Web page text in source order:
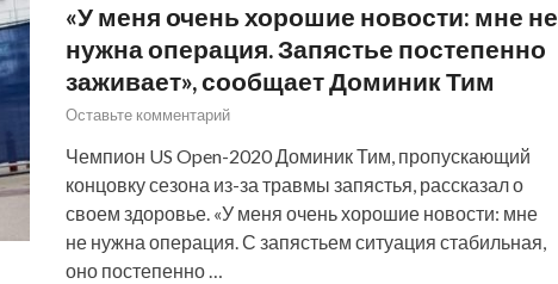
«У меня очень хорошие новости: мне не
нужна операция. Запястье постепенно
заживает», сообщает Доминик Тим
Оставьте комментарий
Чемпион US Open-2020 Доминик Тим, пропускающий
концовку сезона из-за травмы запястья, рассказал о
своем здоровье. «У меня очень хорошие новости: мне
не нужна операция. С запястьем ситуация стабильная,
оно постепенно …